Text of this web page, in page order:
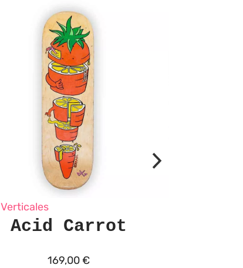
Verticales
Acid Carrot
169,00€